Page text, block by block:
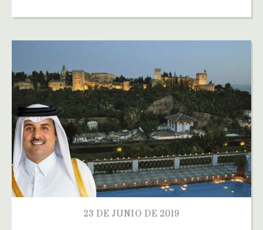
23 DE JUNIO DE 2019